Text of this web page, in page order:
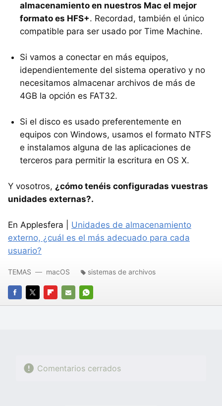
almacenamiento en nuestros Mac el mejor
formato es HFS+. Recordad, también el único
compatible para ser usado por Time Machine.
Si vamos a conectar en más equipos,
idependientemente del sistema operativo y no
necesitamos almacenar archivos de más de
4GB la opción es FAT32.
Si el disco es usado preferentemente en
equipos con Windows, usamos el formato NTFS
e instalamos alguna de las aplicaciones de
terceros para permitir la escritura en OS X.
Y vosotros, ¿cómo tenéis configuradas vuestras
unidades externas?.
En Applesfera | Unidades de almacenamiento
externo, ¿cuál es el más adecuado para cada
usuario?
FACEBOOK
TWITTERFLIPBOARD
E-
WHATSAPP
TEMAS macOS sistemas de archivos
Comentarios cerrados